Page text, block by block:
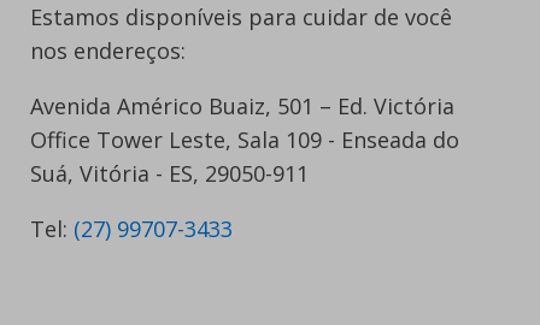
Estamos disponíveis para cuidar de você
nos endereços:
Avenida Américo Buaiz, 501 – Ed. Victória
Office Tower Leste, Sala 109 - Enseada do
Suá, Vitória - ES, 29050-911
Tel: (27) 99707-3433